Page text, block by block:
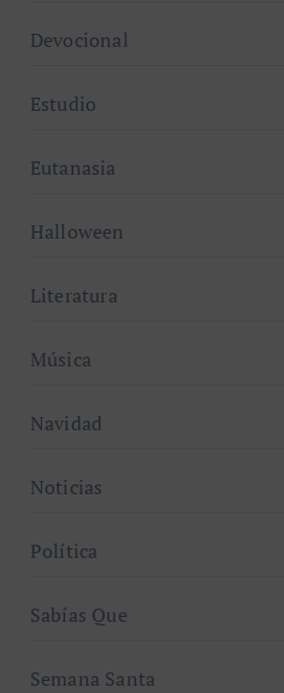
Devocional
Estudio
Eutanasia
Halloween
Literatura
Música
Navidad
Noticias
Política
Sabías Que
Semana Santa